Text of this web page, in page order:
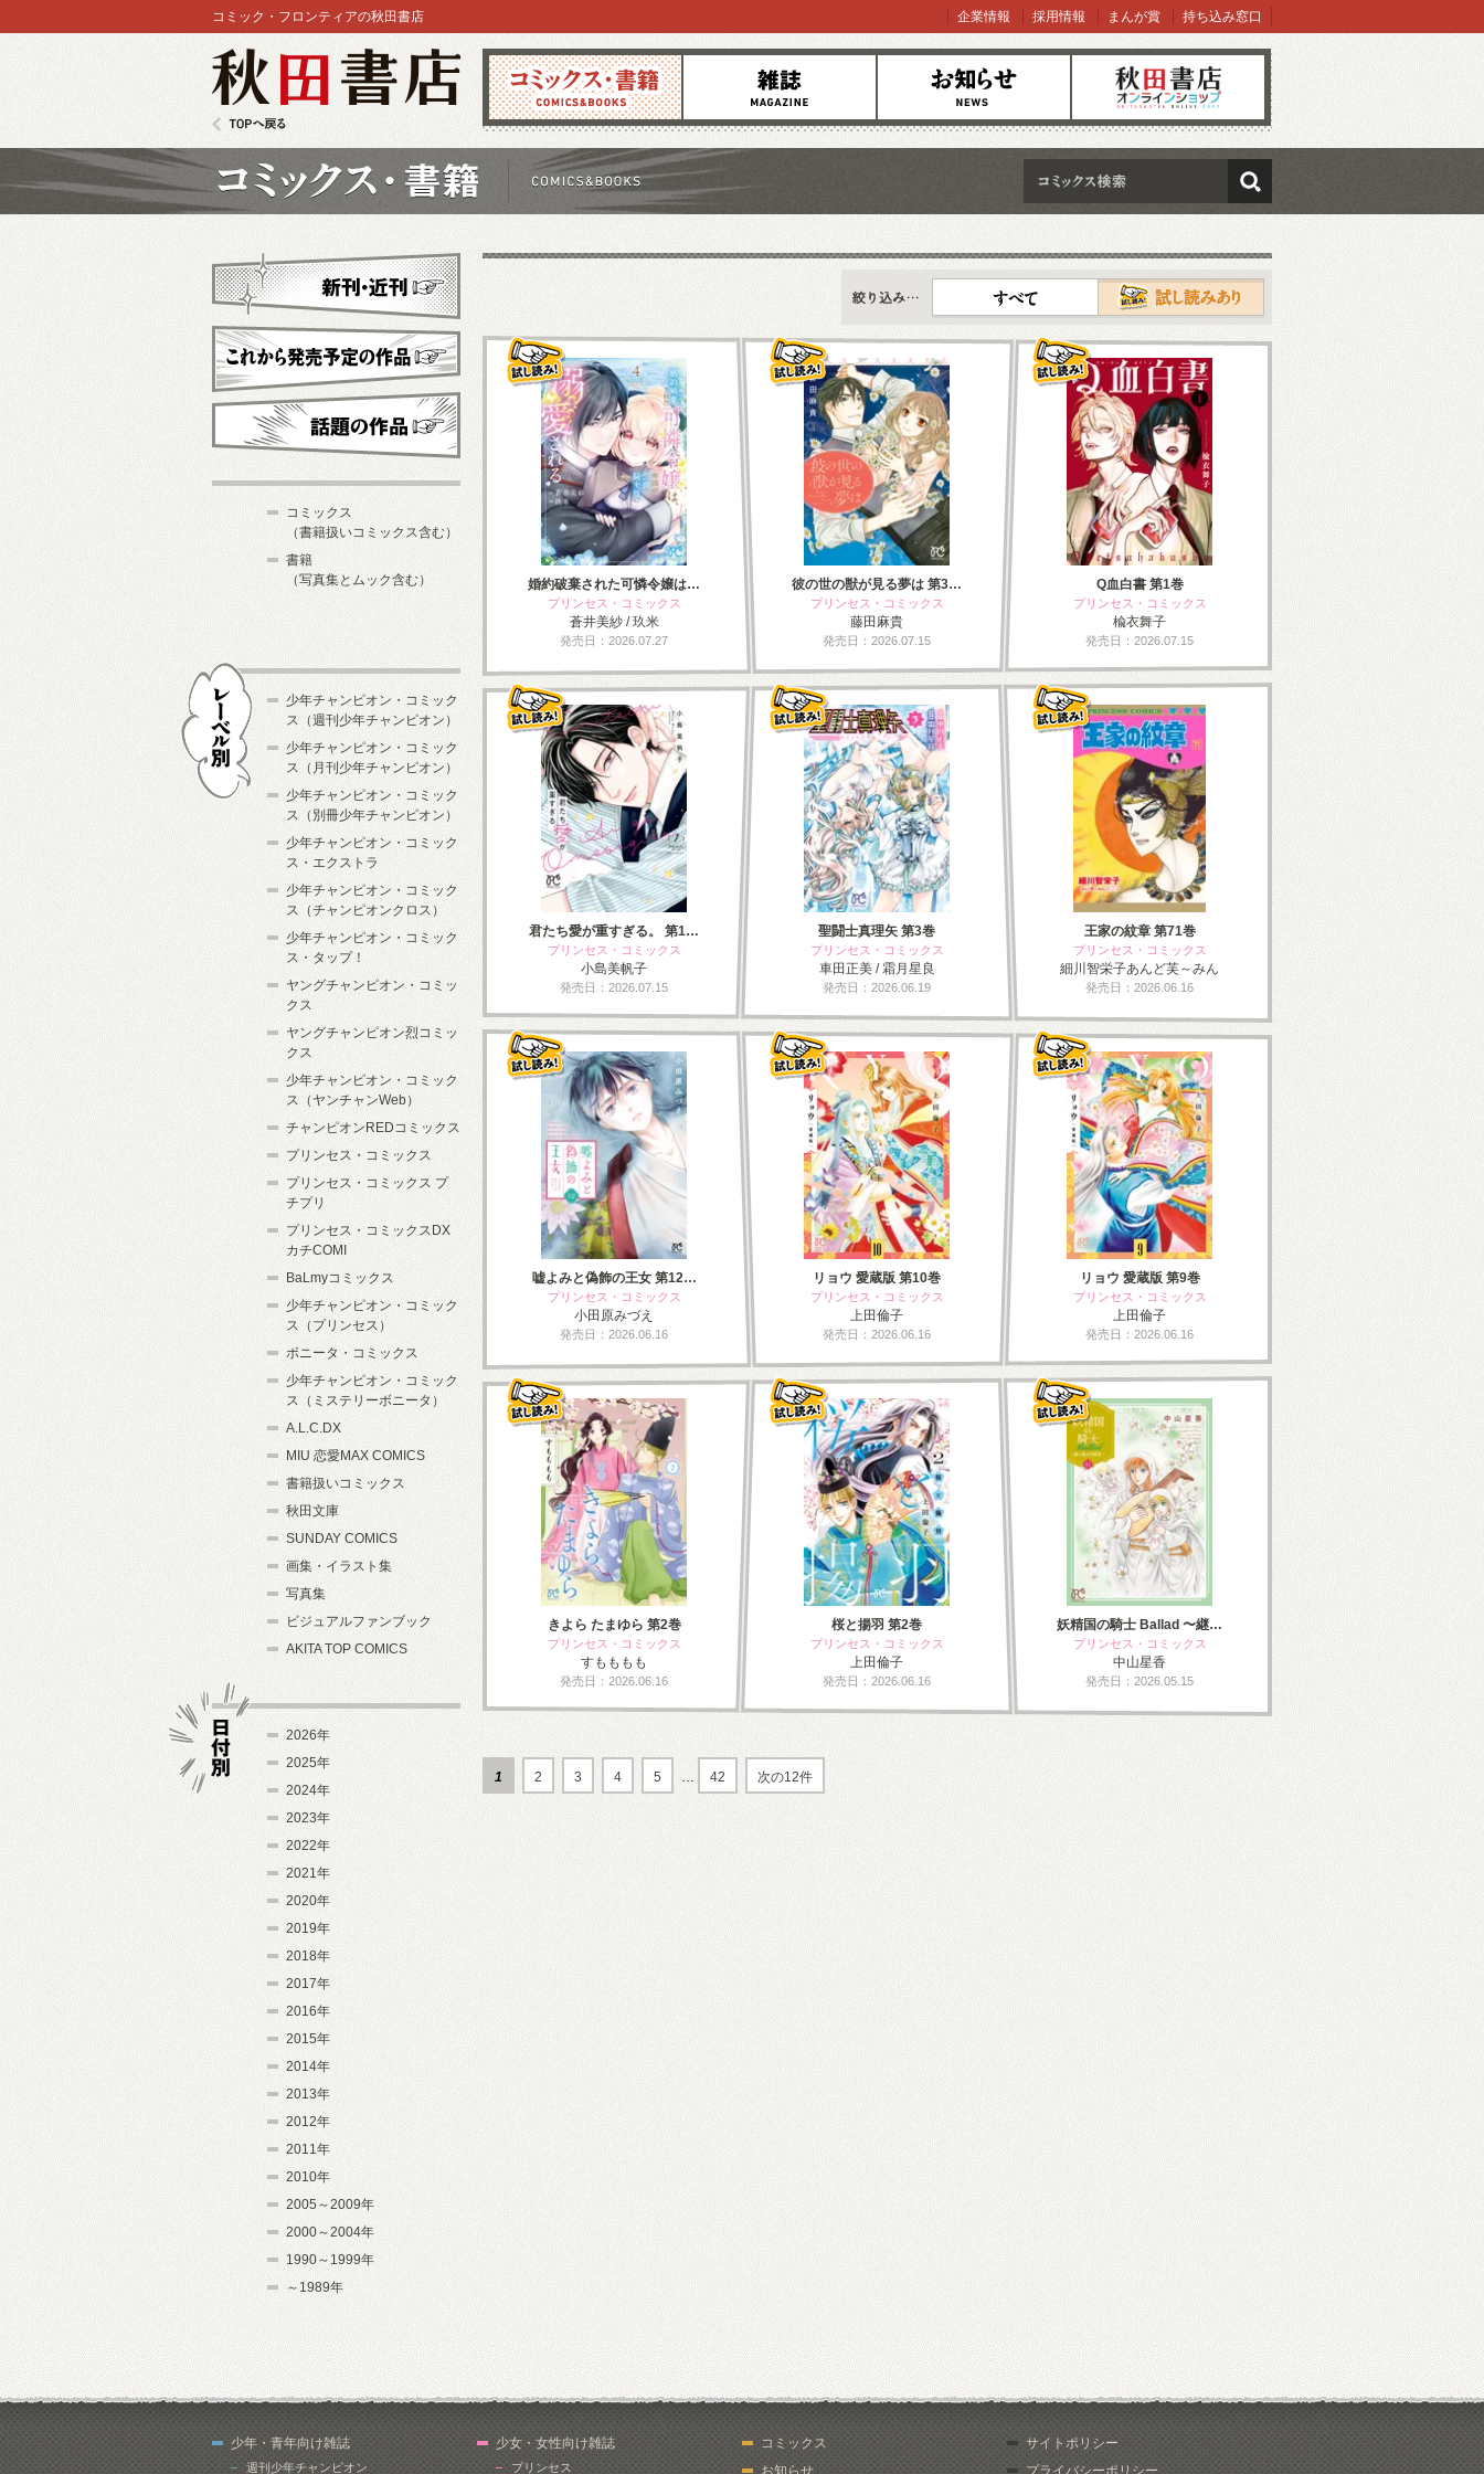
コミックス 雑誌 お知らせ オンラインショップ
コミック・フロンティアの秋田書店 企業情報 採用情報 まんが賞 持ち込み窓口
検索
新刊情報
すべて
婚約破棄された可憐令嬢は…
プリンセス・コミックス
蒼井美紗 / 玖米
発売日：2026.07.27
彼の世の獣が見る夢は 第3…
プリンセス・コミックス
藤田麻貴
発売日：2026.07.15
Q血白書 第1巻
プリンセス・コミックス
楡衣舞子
発売日：2026.07.15
君たち愛が重すぎる。 第1…
プリンセス・コミックス
小島美帆子
発売日：2026.07.15
聖闘士真理矢 第3巻
プリンセス・コミックス
車田正美 / 霜月星良
発売日：2026.06.19
王家の紋章 第71巻
プリンセス・コミックス
細川智栄子あんど芙～みん
発売日：2026.06.16
嘘よみと偽飾の王女 第12…
プリンセス・コミックス
小田原みづえ
発売日：2026.06.16
リョウ 愛蔵版 第10巻
プリンセス・コミックス
上田倫子
発売日：2026.06.16
リョウ 愛蔵版 第9巻
プリンセス・コミックス
上田倫子
発売日：2026.06.16
きよら たまゆら 第2巻
プリンセス・コミックス
すもももも
発売日：2026.06.16
桜と揚羽 第2巻
プリンセス・コミックス
上田倫子
発売日：2026.06.16
妖精国の騎士 Ballad 〜継…
プリンセス・コミックス
中山星香
発売日：2026.05.15
1 2 3 4 5 … 42 次の12件
新刊・近刊
これから発売予定
コミックス
（書籍扱いコミックス含む）
書籍
（写真集とムック含む）
少年チャンピオン・コミック
ス（週刊少年チャンピオン）
少年チャンピオン・コミック
ス（月刊少年チャンピオン）
少年チャンピオン・コミック
ス（別冊少年チャンピオン）
少年チャンピオン・コミック
ス・エクストラ
少年チャンピオン・コミック
ス（チャンピオンクロス）
少年チャンピオン・コミック
ス・タップ！
ヤングチャンピオン・コミッ
クス
ヤングチャンピオン烈コミッ
クス
少年チャンピオン・コミック
ス（ヤンチャンWeb）
チャンピオンREDコミックス
プリンセス・コミックス
プリンセス・コミックス プ
チプリ
プリンセス・コミックスDX
カチCOMI
BaLmyコミックス
少年チャンピオン・コミック
ス（プリンセス）
ボニータ・コミックス
少年チャンピオン・コミック
ス（ミステリーボニータ）
A.L.C.DX
MIU 恋愛MAX COMICS
書籍扱いコミックス
秋田文庫
SUNDAY COMICS
画集・イラスト集
写真集
ビジュアルファンブック
AKITA TOP COMICS
2026年
2025年
2024年
2023年
2022年
2021年
2020年
2019年
2018年
2017年
2016年
2015年
2014年
2013年
2012年
2011年
2010年
2005～2009年
2000～2004年
1990～1999年
～1989年
少年・青年向け雑誌
週刊少年チャンピオン
少女・女性向け雑誌
プリンセス
コミックス
お知らせ
サイトポリシー
プライバシーポリシー